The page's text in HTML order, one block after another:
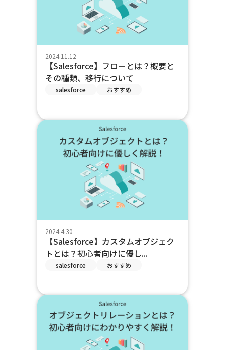
2024.11.12
【Salesforce】フローとは？概要と
その種類、移行について
salesforce おすすめ
2024.4.30
【Salesforce】カスタムオブジェク
トとは？初心者向けに優し...
salesforce おすすめ